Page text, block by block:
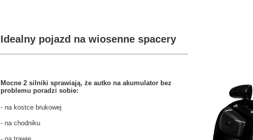
Idealny pojazd na wiosenne spacery
Mocne 2 silniki sprawiają, że autko na akumulator bez
problemu poradzi sobie:
- na kostce brukowej
- na chodniku